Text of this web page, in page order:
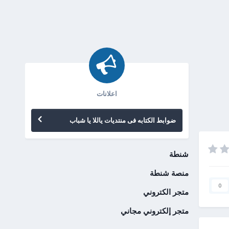
0
اعلانات
ضوابط الكتابه فى منتديات ياللا يا شباب
شنطة
منصة شنطة
متجر الكتروني
متجر إلكتروني مجاني